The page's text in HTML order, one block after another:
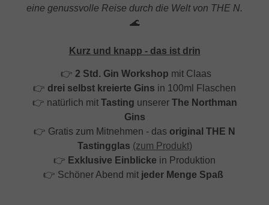
eine genussvolle Reise durch die Welt von THE N.
🌊
Kurz und knapp - das ist drin
👉 2 Std. Gin Workshop mit Claas
👉 drei selbst kreierte Gins in 100ml Flaschen
👉 natürlich mit Tasting unserer The Northman
Gins
👉 Gratis zum Mitnehmen - das original THE N
Tastingglas (zum Produkt)
👉 Exklusive Einblicke in Produktion
👉 Schöner Abend mit jeder Menge Spaß